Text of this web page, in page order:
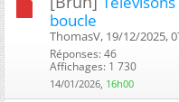
boucle
ThomasV, 19/12/2025,
Réponses: 46
Affichages: 1 730
14/01/2026, 16h00